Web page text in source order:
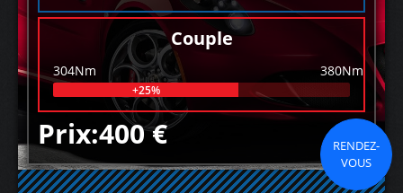
Couple
304Nm 380Nm
+25%
Prix:400 €
RENDEZ-
VOUS